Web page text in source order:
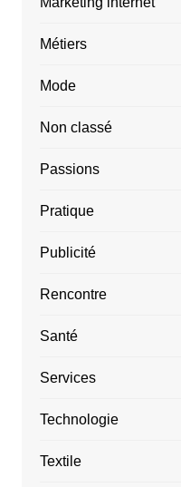
Métiers
Mode
Non classé
Passions
Pratique
Publicité
Rencontre
Santé
Services
Technologie
Textile